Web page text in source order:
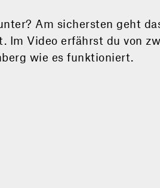
Am sichersten geht
Im Video erfährst du von
wie es funktioniert.